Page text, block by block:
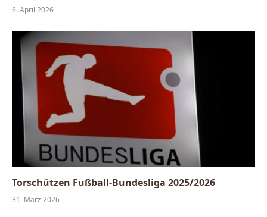
6. April 2026
Torschützen Fußball-Bundesliga 2025/2026
31. März 2026